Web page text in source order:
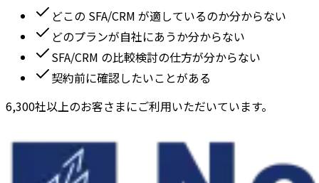
どこの SFA/CRM が適しているのか分からない
どのプランが自社にあうか分からない
SFA/CRM の比較検討の仕方が分からない
契約前に確認したいことがある
6,300社以上のお客さまにご利用いただいています。